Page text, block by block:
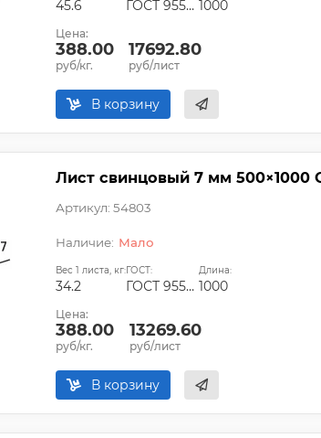
45.6 ГОСТ 9559-89 1000
Цена:
388.00
руб/кг.
17692.80
руб/лист
В корзину
Лист свинцовый 7 мм 500×1000
Артикул: 54803
Мало
Вес 1 листа, кг:
34.2
ГОСТ:
ГОСТ 9559-89
Длина:
1000
Цена:
388.00
руб/кг.
13269.60
руб/лист
В корзину